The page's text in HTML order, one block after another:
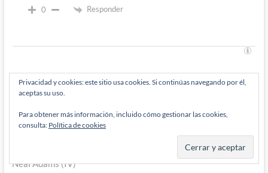
0 Responder
Navegación
de
AnteriorEntrada
anterior:
El día en que Neal Adams salvó el cómic de superhéroes: La
semana de Neal Adams (II)
Neal Adams y el nacimiento de John Stewart: La semana de
Neal Adams (IV)
Privacidad y cookies: este sitio usa cookies. Si continúas navegando por él,
aceptas su uso.
Para obtener más información, incluido cómo gestionar las cookies,
consulta: Política de cookies